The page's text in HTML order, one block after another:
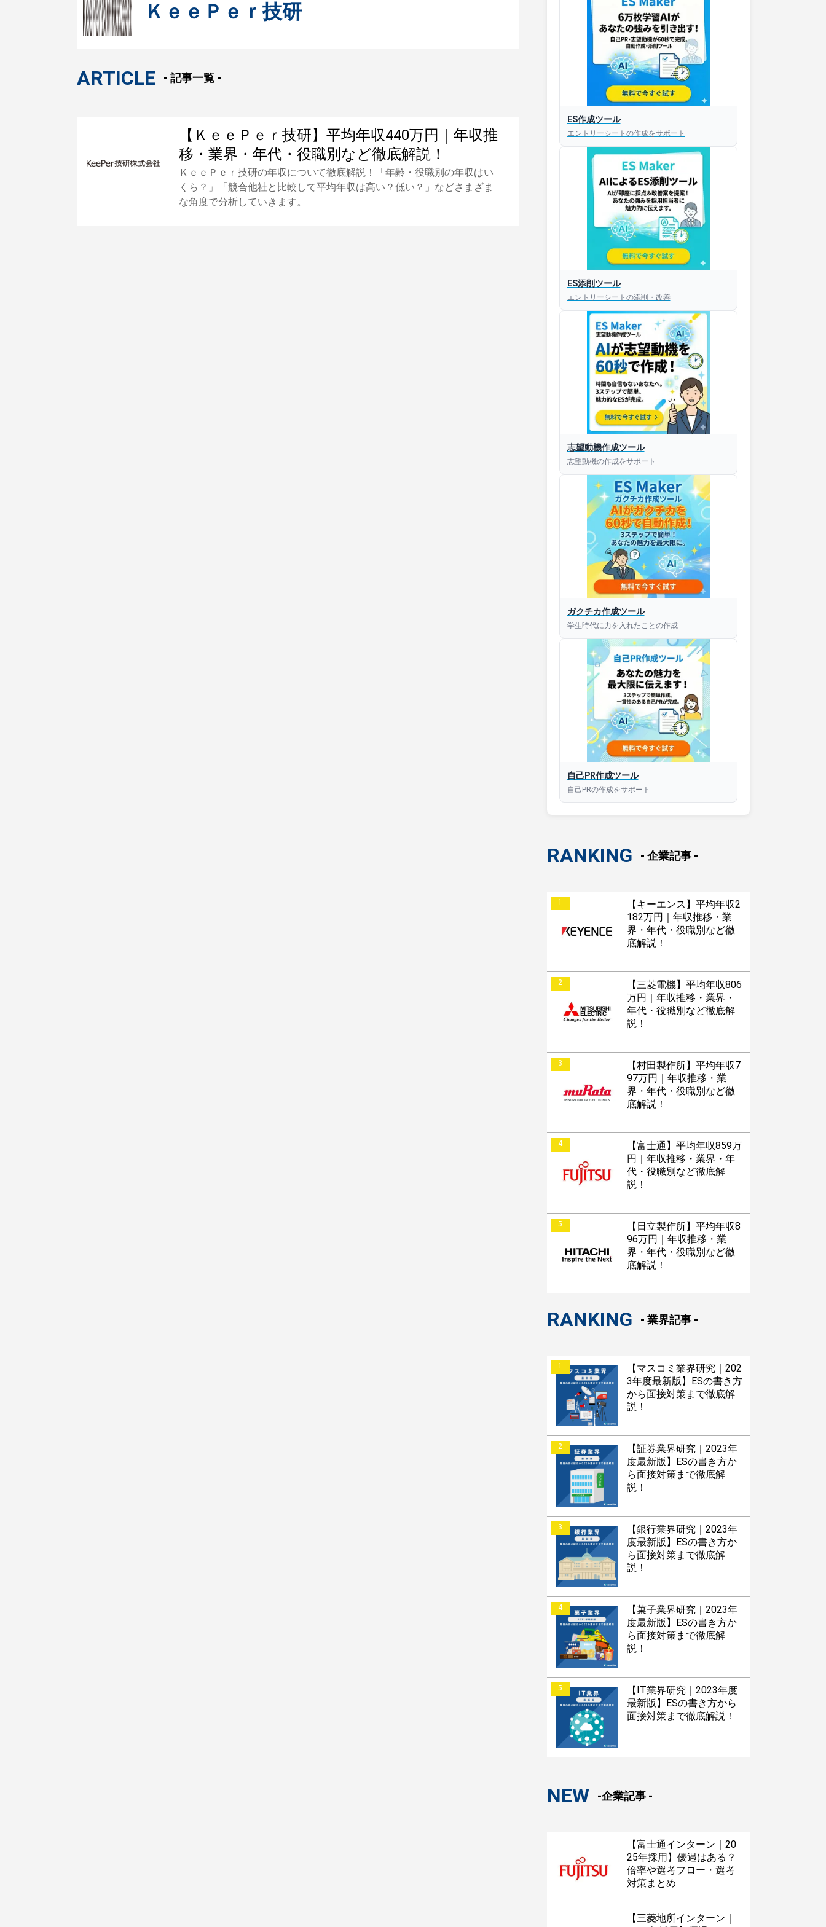
ＫｅｅＰｅｒ技研
ARTICLE - 記事一覧 -
【ＫｅｅＰｅｒ技研】平均年収440万円｜年収推
移・業界・年代・役職別など徹底解説！
ＫｅｅＰｅｒ技研の年収について徹底解説！「年齢・役職別の年収はい
くら？」「競合他社と比較して平均年収は高い？低い？」などさまざま
な角度で分析していきます。
ES作成ツール
エントリーシートの作成をサポート
ES添削ツール
エントリーシートの添削・改善
志望動機作成ツール
志望動機の作成をサポート
ガクチカ作成ツール
学生時代に力を入れたことの作成
自己PR作成ツール
自己PRの作成をサポート
RANKING - 企業記事 -
1
【キーエンス】平均年収2
182万円｜年収推移・業
界・年代・役職別など徹
底解説！
2
【三菱電機】平均年収806
万円｜年収推移・業界・
年代・役職別など徹底解
説！
3
【村田製作所】平均年収7
97万円｜年収推移・業
界・年代・役職別など徹
底解説！
4
【富士通】平均年収859万
円｜年収推移・業界・年
代・役職別など徹底解
説！
5
【日立製作所】平均年収8
96万円｜年収推移・業
界・年代・役職別など徹
底解説！
RANKING - 業界記事 -
1
【マスコミ業界研究｜202
3年度最新版】ESの書き方
から面接対策まで徹底解
説！
2
【証券業界研究｜2023年
度最新版】ESの書き方か
ら面接対策まで徹底解
説！
3
【銀行業界研究｜2023年
度最新版】ESの書き方か
ら面接対策まで徹底解
説！
4
【菓子業界研究｜2023年
度最新版】ESの書き方か
ら面接対策まで徹底解
説！
5
【IT業界研究｜2023年度
最新版】ESの書き方から
面接対策まで徹底解説！
NEW -企業記事 -
【富士通インターン｜20
25年採用】優遇はある？
倍率や選考フロー・選考
対策まとめ
【三菱地所インターン｜